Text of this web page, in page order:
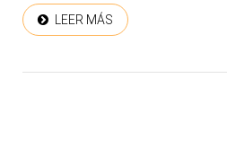
LEER MÁS